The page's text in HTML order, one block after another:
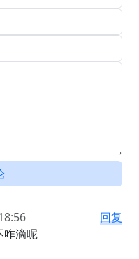
回复
咋滴呢